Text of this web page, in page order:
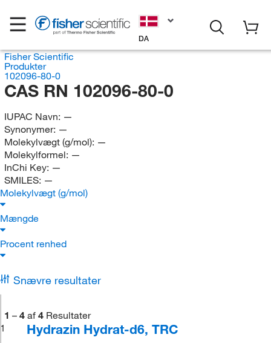
DA
Fisher Scientific
Produkter
102096-80-0
CAS RN 102096-80-0
IUPAC Navn: —
Synonymer: —
Molekylvægt (g/mol): —
Molekylformel: —
InChi Key: —
SMILES: —
Molekylvægt (g/mol)
Mængde
Procent renhed
Snævre resultater
1 – 4 af 4 Resultater
1
Hydrazin Hydrat-d6, TRC